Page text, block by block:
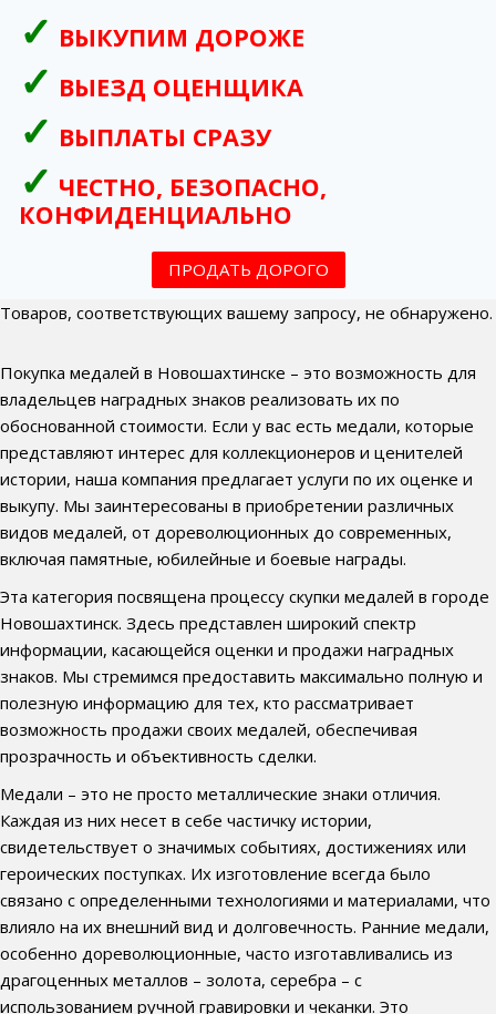
ВЫКУПИМ ДОРОЖЕ
ВЫЕЗД ОЦЕНЩИКА
ВЫПЛАТЫ СРАЗУ
ЧЕСТНО, БЕЗОПАСНО,
КОНФИДЕНЦИАЛЬНО
ПРОДАТЬ ДОРОГО
Товаров, соответствующих вашему запросу, не обнаружено.
Покупка медалей в Новошахтинске – это возможность для
владельцев наградных знаков реализовать их по
обоснованной стоимости. Если у вас есть медали, которые
представляют интерес для коллекционеров и ценителей
истории, наша компания предлагает услуги по их оценке и
выкупу. Мы заинтересованы в приобретении различных
видов медалей, от дореволюционных до современных,
включая памятные, юбилейные и боевые награды.
Эта категория посвящена процессу скупки медалей в городе
Новошахтинск. Здесь представлен широкий спектр
информации, касающейся оценки и продажи наградных
знаков. Мы стремимся предоставить максимально полную и
полезную информацию для тех, кто рассматривает
возможность продажи своих медалей, обеспечивая
прозрачность и объективность сделки.
Медали – это не просто металлические знаки отличия.
Каждая из них несет в себе частичку истории,
свидетельствует о значимых событиях, достижениях или
героических поступках. Их изготовление всегда было
связано с определенными технологиями и материалами, что
влияло на их внешний вид и долговечность. Ранние медали,
особенно дореволюционные, часто изготавливались из
драгоценных металлов – золота, серебра – с
использованием ручной гравировки и чеканки. Это